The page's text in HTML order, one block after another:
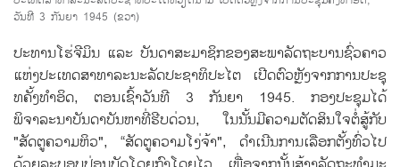
ວັນທີ 3 ກັນຍາ 1945 (ຂວາ)
ປະທານ​ໂຮ່ຈີ​ມິນ ​ແລະ ບັນດາ​ສະມາຊິກຂອງ​ສະພາ​ລັດຖະບານ​ຊົ່ວຄາວ
​ແຫ່ງ​ປະ​ເທດ​ສາທາລະນະ​ລັດ​ປະຊາທິປະ​ໄຕ ​ເປີດ​ຕົວຫຼັງ​ຈາກ​ການ​ປະຊຸ​
ທຄັ້ງ​ທຳ​ອິດ, ຕອນ​ເຊົ້າ​ວັນ​ທີ 3 ກັນຍາ 1945. ກອງ​ປະຊຸມ​ໄດ້​
ພິຈາລະນາ​ບັນດາ​ບັນຫາ​ທີ່​ຮີບ​ດ່ວນ, ​ໃນ​ນັ້ນ​ມີ​ຄວາມ​ຕັດສິນ​ໃຈ​ຕໍ່ສູ້​ກັບ
"ສັດຕູ​ຄວາມຫິວ", “ສັດ​ຕູ​ຄວາມ​ໂງ່ຈ້າ", ດຳ​ເນີນ​ການ​ເລືອກ​ຕັ້ງ​ທົ່ວ​ໄປ​